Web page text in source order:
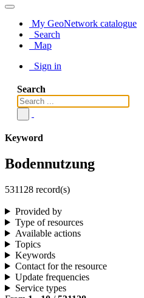
My GeoNetwork catalogue
Search
Map
Sign in
Search
Keyword
Bodennutzung
531128 record(s)
Provided by
Type of resources
Available actions
Topics
Keywords
Contact for the resource
Update frequencies
Service types